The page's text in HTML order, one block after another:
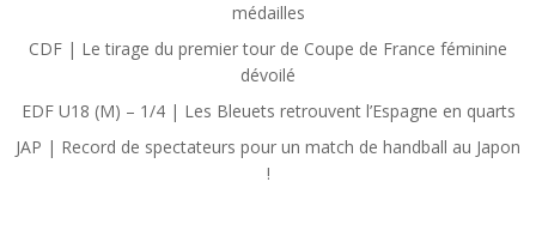
médailles
CDF | Le tirage du premier tour de Coupe de France féminine
dévoilé
EDF U18 (M) – 1/4 | Les Bleuets retrouvent l’Espagne en quarts
JAP | Record de spectateurs pour un match de handball au Japon
!